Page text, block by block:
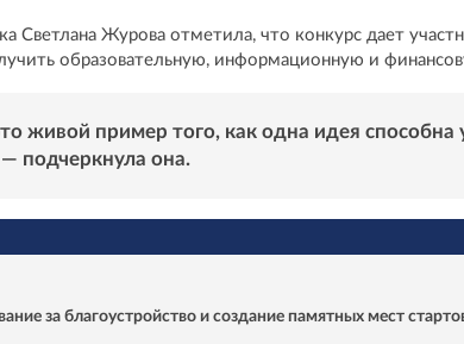
Светлана Журова отметила, что конкурс дает
образовательную, информационную и
живой пример того, как одна идея способна
подчеркнула она.
за благоустройство и создание памятных мест